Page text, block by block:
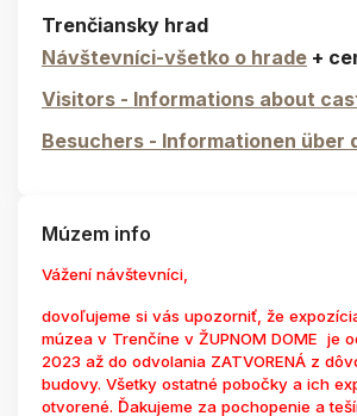
Trenčiansky hrad
Návštevníci-všetko o hrade +
Visitors - Informations about
Besuchers - Informationen über
Múzem info
Vážení návštevníci,
dovoľujeme si vás upozorniť, že
múzea v Trenčíne v ŽUPNOM DOME je
2023 až do odvolania ZATVORENÁ z
budovy. Všetky ostatné pobočky a ich
otvorené. Ďakujeme za pochopenie a